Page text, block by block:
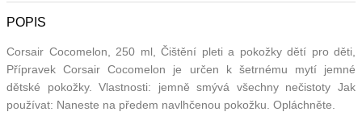
POPIS
Corsair Cocomelon, 250 ml, Čištění pleti a pokožky dětí pro děti,
Přípravek Corsair Cocomelon je určen k šetrnému mytí jemné
dětské pokožky. Vlastnosti: jemně smývá všechny nečistoty Jak
používat: Naneste na předem navlhčenou pokožku. Opláchněte.